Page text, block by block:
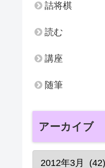
詰将棋
読む
講座
随筆
アーカイブ